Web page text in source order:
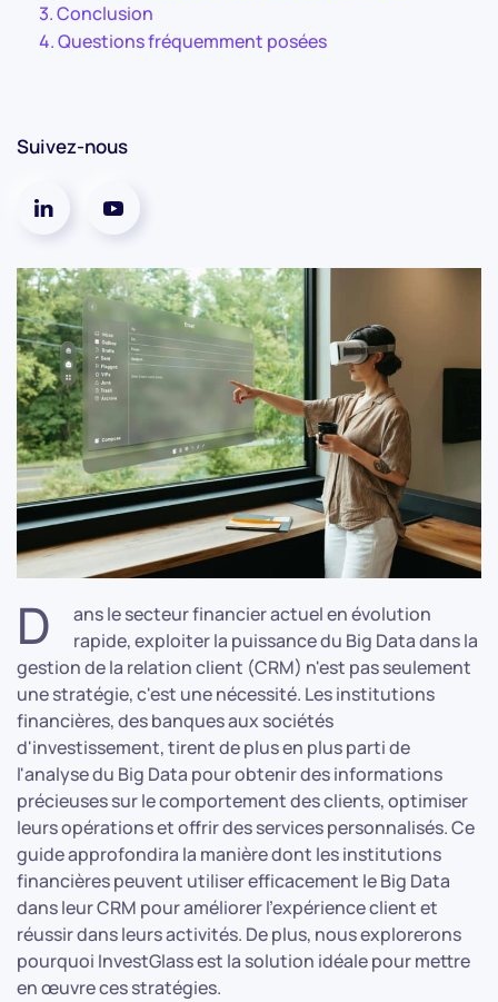
Conclusion
Questions fréquemment posées
Suivez-nous
D
ans le secteur financier actuel en évolution
rapide, exploiter la puissance du Big Data dans la
gestion de la relation client (CRM) n'est pas seulement
une stratégie, c'est une nécessité. Les institutions
financières, des banques aux sociétés
d'investissement, tirent de plus en plus parti de
l'analyse du Big Data pour obtenir des informations
précieuses sur le comportement des clients, optimiser
leurs opérations et offrir des services personnalisés. Ce
guide approfondira la manière dont les institutions
financières peuvent utiliser efficacement le Big Data
dans leur CRM pour améliorer l'expérience client et
réussir dans leurs activités. De plus, nous explorerons
pourquoi InvestGlass est la solution idéale pour mettre
en œuvre ces stratégies.